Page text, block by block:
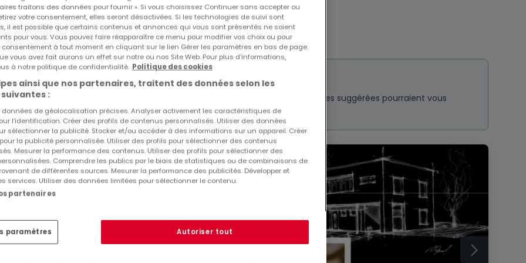
Biens similaires à proximité
Vous n'avez pas trouvé de biens qui vous intéressent ? Ces annonces suggérées pourraient vous
intéresser.
traitons des données pour fournir ». Si vous choisissez Continuer sans accepter ou
votre consentement, elles seront désactivées. Si les technologies de suivi sont
il est possible que certains contenus et annonces qui vous sont présentés ne soient
pour vous. Vous pouvez faire réapparaître ce menu pour modifier vos choix ou pour
consentement à tout moment en cliquant sur le lien Gérer les paramètres en bas de page.
vous avez fait aurons un effet sur notre ou nos Site Web. Pour plus d’informations,
à notre politique de confidentialité. Politique des cookies
ainsi que nos partenaires, traitent des données selon les
:
données de géolocalisation précises. Analyser activement les caractéristiques de
l’identification. Créer des profils de contenus personnalisés. Utiliser des données
sélectionner la publicité. Stocker et/ou accéder à des informations sur un appareil. Créer
la publicité personnalisée. Utiliser des profils pour sélectionner des contenus
Mesurer la performance des contenus. Utiliser des profils pour sélectionner des
Comprendre les publics par le biais de statistiques ou de combinaisons de
de différentes sources. Mesurer la performance des publicités. Développer et
services. Utiliser des données limitées pour sélectionner le contenu.
partenaires
paramètres Autoriser tout